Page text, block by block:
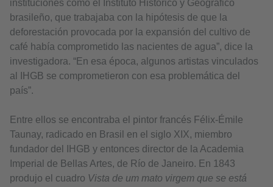
instituciones como el Instituto Histórico y Geográfico
brasileño, que trabajaba con la hipótesis de que la
deforestación provocada por la expansión del cultivo de
café había comprometido las nacientes de agua”, dice la
investigadora. “En esa época, algunos artistas vinculados
al IHGB se comprometieron con esa problemática del
país”.
Entre ellos se encontraba el pintor francés Félix-Émile
Taunay, radicado en Brasil en el siglo XIX, miembro
fundador del IHGB y entonces director de la Academia
Imperial de Bellas Artes, de Río de Janeiro. En 1843
produjo el cuadro Vista de um mato virgem que se está